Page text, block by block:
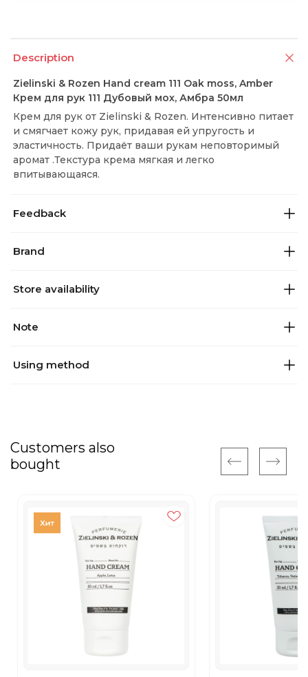
Description
Zielinski & Rozen Hand cream 111 Oak moss, Amber
Крем для рук 111 Дубовый мох, Амбра 50мл
Крем для рук от Zielinski & Rozen. Интенсивно питает
и смягчает кожу рук, придавая ей упругость и
эластичность. Придаёт ваши рукам неповторимый
аромат .Текстура крема мягкая и легко
впитывающаяся.
Feedback
Brand
Store availability
Note
Using method
Customers also
bought